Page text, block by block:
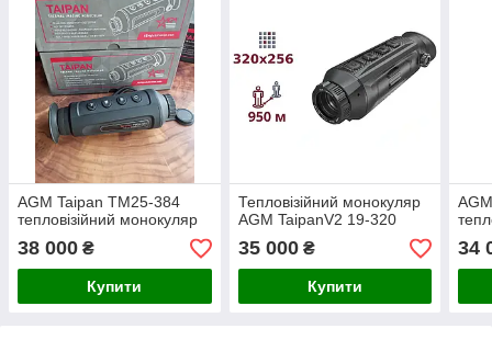
AGM Taipan TM25-384
тепловізійний монокуляр
38 000 ₴
Купити
Тепловізійний монокуляр
AGM TaipanV2 19-320
35 000₴
Купити
34